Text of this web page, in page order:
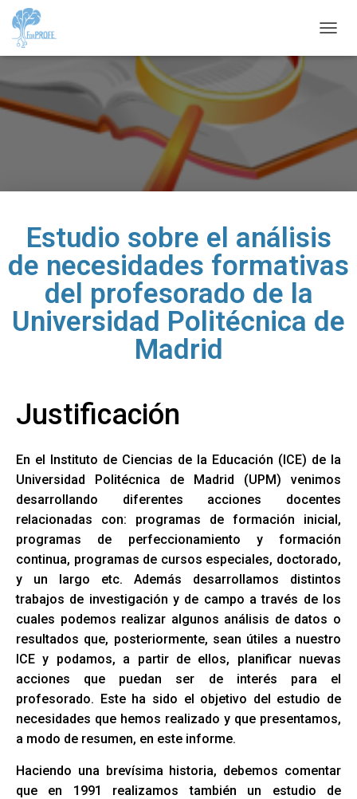
A
M
O
N
V
A
C
Estudio sobre el análisis
de necesidades formativas
del profesorado de la
Universidad Politécnica de
Madrid
Justificación
En el Instituto de Ciencias de la Educación (ICE) de la
Universidad Politécnica de Madrid (UPM) venimos
desarrollando diferentes acciones docentes
relacionadas con: programas de formación inicial,
programas de perfeccionamiento y formación
continua, programas de cursos especiales, doctorado,
y un largo etc. Además desarrollamos distintos
trabajos de investigación y de campo a través de los
cuales podemos realizar algunos análisis de datos o
resultados que, posteriormente, sean útiles a nuestro
ICE y podamos, a partir de ellos, planificar nuevas
acciones que puedan ser de interés para el
profesorado. Este ha sido el objetivo del estudio de
necesidades que hemos realizado y que presentamos,
a modo de resumen, en este informe.
Haciendo una brevísima historia, debemos comentar
que en 1991 realizamos también un estudio de